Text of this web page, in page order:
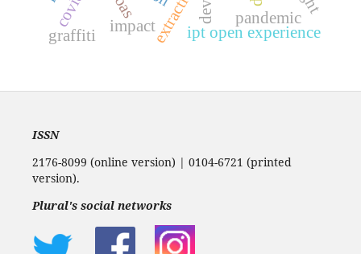
ipt open experience
impact pandemic
graffiti
ISSN
2176-8099 (online version) | 0104-6721 (printed
version).
Plural's social networks